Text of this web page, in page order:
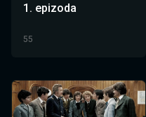
1. epizoda
55